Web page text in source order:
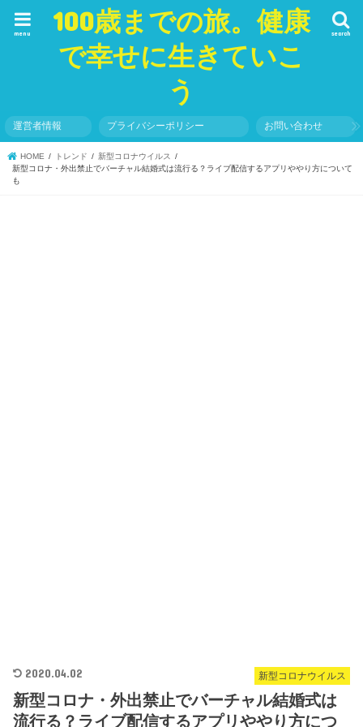
100歳までの旅。健康
で幸せに生きていこ
う
search
menu
運営者情報 プライバシーポリシー お問い合わせ
HOME トレンド
新型コロナウイルス
新型コロナ・外出禁止でバーチャル結婚式は流行る？ライブ配信するアプリややり方について
も
新型コロナウイルス
2020.04.02
新型コロナ・外出禁止でバーチャル結婚式は
流行る？ライブ配信するアプリややり方につ